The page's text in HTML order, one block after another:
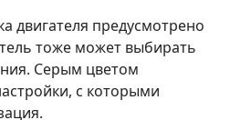
двигателя предусмотрено
тоже может выбирать
Серым цветом
с которыми